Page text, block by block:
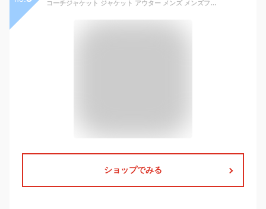
コーチジャケット ジャケット アウター メンズ メンズファッション 春 春服 秋 秋服 ライトアウター コットンツイル ツイル 綿100 日本製 国産 カーキ ベージュ アイボリー ブラック M L
ショップでみる